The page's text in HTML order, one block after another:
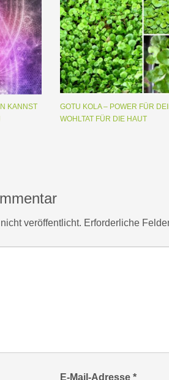
KANNST
GOTU KOLA – POWER FÜR
WOHLTAT FÜR DIE HAUT
veröffentlicht. Erforderliche
E-Mail-Adresse*